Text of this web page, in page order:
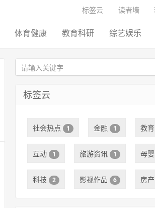
标签云 读者墙
体育健康 教育科研 综艺娱乐
标签云
社会热点 1 金融 1 教育
互动 1 旅游资讯 1 母婴
科技 2 影视作品 6 房产